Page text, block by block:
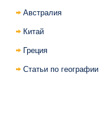
Австралия
Китай
Греция
Статьи по географии